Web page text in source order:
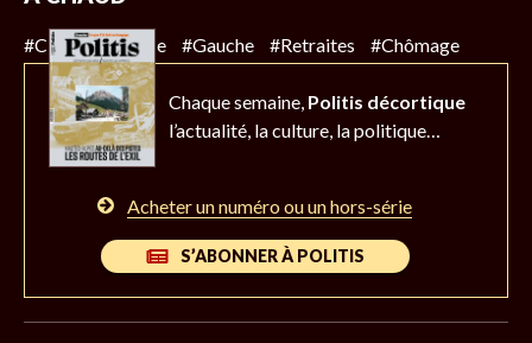
#Climat #Police #Gauche #Retraites #Chômage
Chaque semaine, Politis décortique
l’actualité, la culture, la politique…
Acheter un numéro ou un hors-série
S’ABONNER À POLITIS